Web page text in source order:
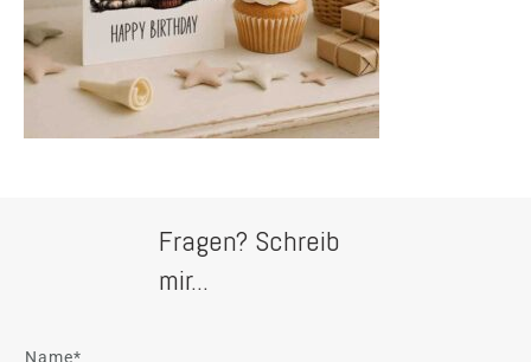
Fragen? Schreib
mir...
Name*